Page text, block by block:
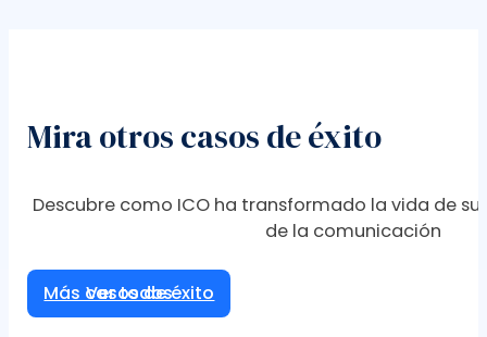
Mira otros casos de éxito
Descubre como ICO ha transformado la vida de
de la comunicación
Más casos de éxito